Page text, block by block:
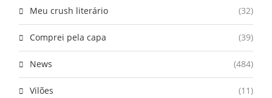
Meu crush literário (32)
Comprei pela capa (39)
News (484)
Vilões (11)